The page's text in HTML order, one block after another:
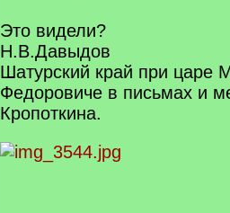
Это видели?
Н.В.Давыдов
Шатурский край при царе
Федоровиче в письмах и
Кропоткина.